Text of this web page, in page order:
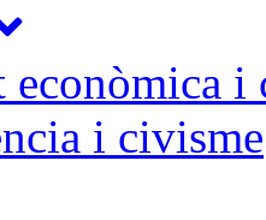
i
i civisme